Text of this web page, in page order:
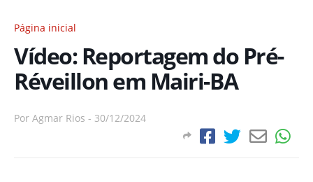
Página inicial
Vídeo: Reportagem do Pré-
Réveillon em Mairi-BA
Por Agmar Rios - 30/12/2024